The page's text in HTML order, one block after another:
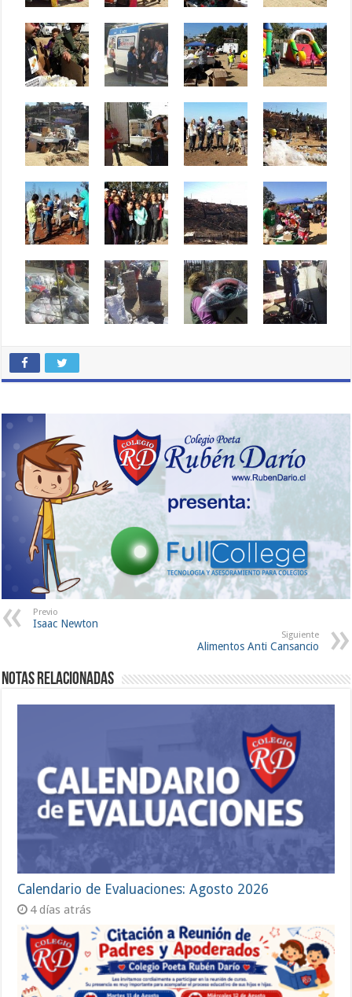
Previo
Isaac Newton
Siguiente
Alimentos Anti Cansancio
Notas Relacionadas
Calendario de Evaluaciones: Agosto 2026
4 días atrás